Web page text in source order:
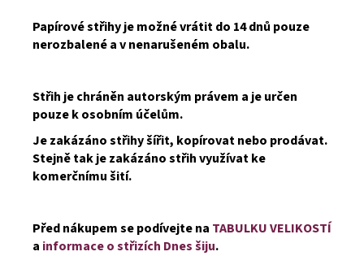
Papírové střihy je možné vrátit do 14 dnů pouze
nerozbalené a v nenarušeném obalu.
Střih je chráněn autorským právem a je určen
pouze k osobním účelům.
Je zakázáno střihy šířit, kopírovat nebo prodávat.
Stejně tak je zakázáno střih využívat ke
komerčnímu šití.
Před nákupem se podívejte na TABULKU VELIKOSTÍ
a informace o střizích Dnes šiju.